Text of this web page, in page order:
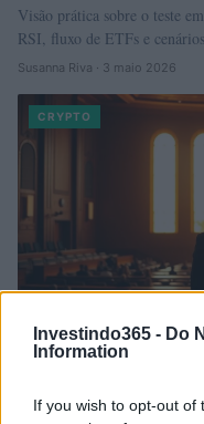
Investindo365 - Do
Information
If you wish to opt-out of
Visão prática sobre o teste
RSI, fluxo de ETFs e
Susanna Riva · 3 maio 2026
CRYPTO
blockchain para